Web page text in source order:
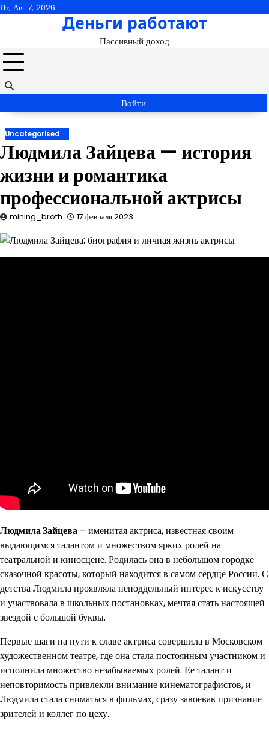
Перейти
Пт, Авг 7, 2026
Деньги работают
Пассивный доход
Войти
Uncategorised
Людмила Зайцева — история
жизни и романтика
профессиональной актрисы
mining_broth 17 февраля 2023
Людмила Зайцева – именитая актриса, известная своим
выдающимся талантом и множеством ярких ролей на
театральной и киносцене. Родилась она в небольшом городке
сказочной красоты, который находится в самом сердце России. С
детства Людмила проявляла неподдельный интерес к искусству
и участвовала в школьных постановках, мечтая стать настоящей
звездой с большой буквы.
Первые шаги на пути к славе актриса совершила в Московском
художественном театре, где она стала постоянным участником и
исполнила множество незабываемых ролей. Ее талант и
неповторимость привлекли внимание кинематографистов, и
Людмила стала сниматься в фильмах, сразу завоевав признание
зрителей и коллег по цеху.